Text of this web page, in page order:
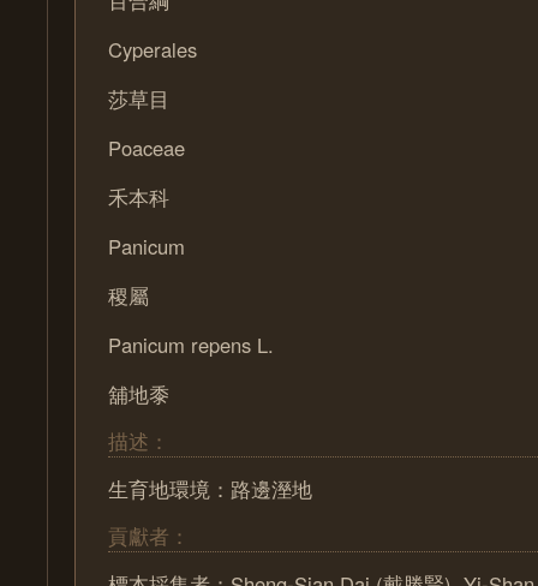
Cyperales
莎草目
Poaceae
禾本科
Panicum
稷屬
Panicum repens L.
舖地黍
描述：
生育地環境：路邊溼地
貢獻者：